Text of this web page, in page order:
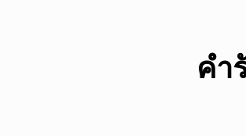
คำ